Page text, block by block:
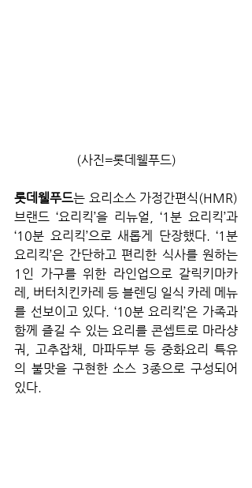
(사진=롯데웰푸드)
롯데웰푸드는 요리소스 가정간편식(HMR)
브랜드 ‘요리킥’을 리뉴얼, ‘1분 요리킥’과
‘10분 요리킥’으로 새롭게 단장했다. ‘1분
요리킥’은 간단하고 편리한 식사를 원하는
1인 가구를 위한 라인업으로 갈릭키마카
레, 버터치킨카레 등 블렌딩 일식 카레 메뉴
를 선보이고 있다. ‘10분 요리킥’은 가족과
함께 즐길 수 있는 요리를 콘셉트로 마라샹
궈, 고추잡채, 마파두부 등 중화요리 특유
의 불맛을 구현한 소스 3종으로 구성되어
있다.